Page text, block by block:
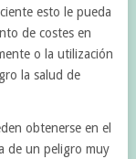
esto le pueda
de costes en
o la utilización
la salud de
obtenerse en el
de un peligro muy